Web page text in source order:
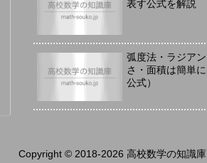
表す公式を解説
弧度法・ラジア
さ・面積は簡単
公式）
Copyright © 2018-2026 高校数学の知識